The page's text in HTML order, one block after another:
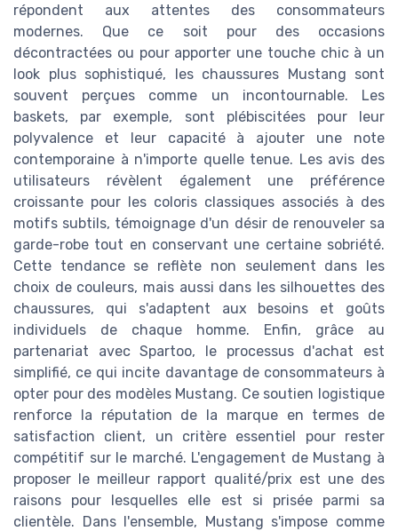
répondent aux attentes des consommateurs
modernes. Que ce soit pour des occasions
décontractées ou pour apporter une touche chic à un
look plus sophistiqué, les chaussures Mustang sont
souvent perçues comme un incontournable. Les
baskets, par exemple, sont plébiscitées pour leur
polyvalence et leur capacité à ajouter une note
contemporaine à n'importe quelle tenue. Les avis des
utilisateurs révèlent également une préférence
croissante pour les coloris classiques associés à des
motifs subtils, témoignage d'un désir de renouveler sa
garde-robe tout en conservant une certaine sobriété.
Cette tendance se reflète non seulement dans les
choix de couleurs, mais aussi dans les silhouettes des
chaussures, qui s'adaptent aux besoins et goûts
individuels de chaque homme. Enfin, grâce au
partenariat avec Spartoo, le processus d'achat est
simplifié, ce qui incite davantage de consommateurs à
opter pour des modèles Mustang. Ce soutien logistique
renforce la réputation de la marque en termes de
satisfaction client, un critère essentiel pour rester
compétitif sur le marché. L'engagement de Mustang à
proposer le meilleur rapport qualité/prix est une des
raisons pour lesquelles elle est si prisée parmi sa
clientèle. Dans l'ensemble, Mustang s'impose comme